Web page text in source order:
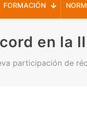
FORMACIÓN
en la
participación de